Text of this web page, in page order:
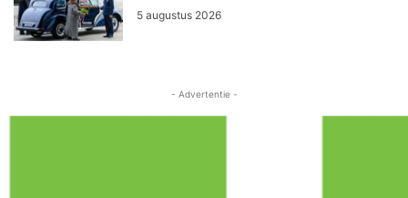
5 augustus 2026
- Advertentie -